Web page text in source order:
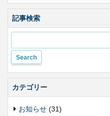
合
変
記事検索
カテゴリー
お知らせ (31)